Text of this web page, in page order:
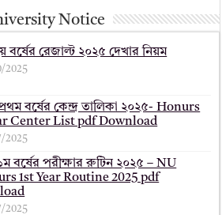
Notice
বর্ষের রেজাল্ট ২০২৫ দেখার নিয়ম
2025
বর্ষের কেন্দ্র তালিকা ২০২৫- Honurs
Center List pdf Download
2025
বর্ষের পরীক্ষার রুটিন ২০২৫ – NU
1st Year Routine 2025 pdf
2025